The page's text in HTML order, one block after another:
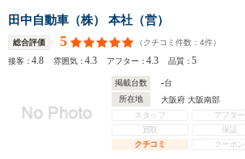
田中自動車（株） 本社（営）
総合評価 5 （クチコミ件数： 4件）
接客：4.8 雰囲気：4.3 アフター：4.3 品質：5
掲載台数 -台
所在地
大阪府 大阪南部
スタッフ
アフター
買取
保証
クチコミ
クーポン